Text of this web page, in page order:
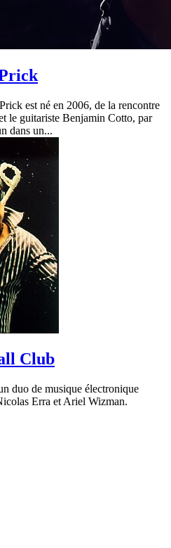
est né en 2006, de la rencontre
le guitariste Benjamin Cotto, par
dans un...
Club
duo de musique électronique
Erra et Ariel Wizman.